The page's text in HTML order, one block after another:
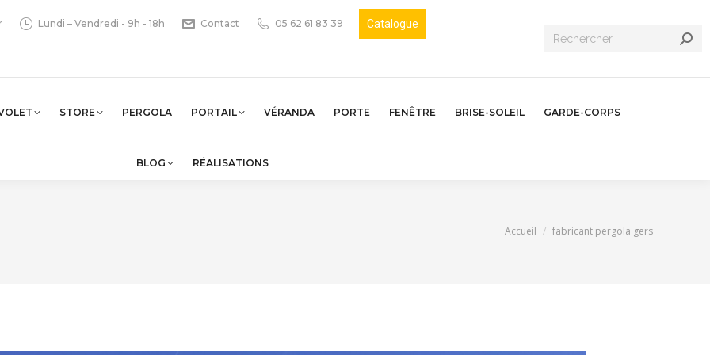
Lundi – Vendredi - 9h - 18h Contact 05 62 61 83 39 Catalogue
Recherche
STORE PERGOLA PORTAIL VÉRANDA PORTE FENÊTRE BRISE-SOLEIL GARDE-CORPS
BLOG RÉALISATIONS
Vous êtes ici :
Accueil fabricant pergola gers